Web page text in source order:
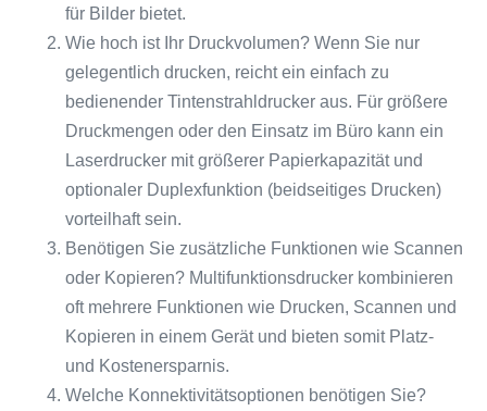
für Bilder bietet.
Wie hoch ist Ihr Druckvolumen? Wenn Sie nur
gelegentlich drucken, reicht ein einfach zu
bedienender Tintenstrahldrucker aus. Für größere
Druckmengen oder den Einsatz im Büro kann ein
Laserdrucker mit größerer Papierkapazität und
optionaler Duplexfunktion (beidseitiges Drucken)
vorteilhaft sein.
Benötigen Sie zusätzliche Funktionen wie Scannen
oder Kopieren? Multifunktionsdrucker kombinieren
oft mehrere Funktionen wie Drucken, Scannen und
Kopieren in einem Gerät und bieten somit Platz-
und Kostenersparnis.
Welche Konnektivitätsoptionen benötigen Sie?